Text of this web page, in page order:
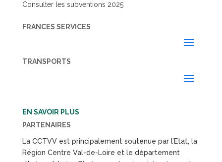
Consulter les subventions 2025
FRANCES SERVICES
TRANSPORTS
EN SAVOIR PLUS
PARTENAIRES
La CCTVV est principalement soutenue par l’Etat, la
Région Centre Val-de-Loire et le département